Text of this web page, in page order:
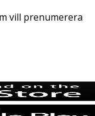
vill prenumerera